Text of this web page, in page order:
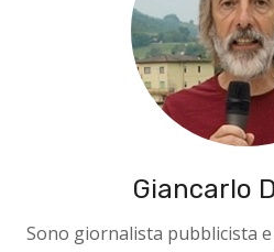
Giancarlo
Sono giornalista pubblicista